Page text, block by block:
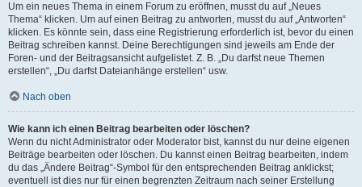
Um ein neues Thema in einem Forum zu eröffnen, musst du auf „Neues
Thema“ klicken. Um auf einen Beitrag zu antworten, musst du auf „Antworten“
klicken. Es könnte sein, dass eine Registrierung erforderlich ist, bevor du einen
Beitrag schreiben kannst. Deine Berechtigungen sind jeweils am Ende der
Foren- und der Beitragsansicht aufgelistet. Z. B. „Du darfst neue Themen
erstellen“, „Du darfst Dateianhänge erstellen“ usw.
Nach oben
Wie kann ich einen Beitrag bearbeiten oder löschen?
Wenn du nicht Administrator oder Moderator bist, kannst du nur deine eigenen
Beiträge bearbeiten oder löschen. Du kannst einen Beitrag bearbeiten, indem
du das „Ändere Beitrag“-Symbol für den entsprechenden Beitrag anklickst;
eventuell ist dies nur für einen begrenzten Zeitraum nach seiner Erstellung